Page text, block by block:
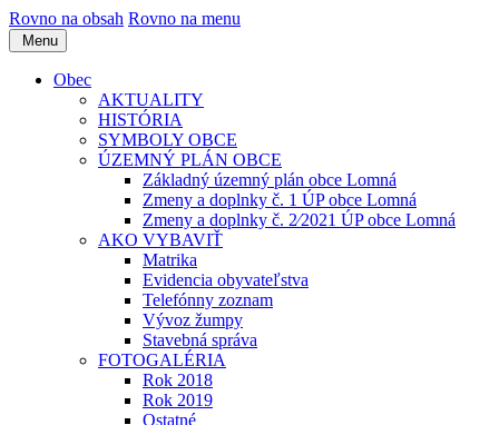
Rovno na obsah Rovno na menu
Menu
Obec
AKTUALITY
HISTÓRIA
SYMBOLY OBCE
ÚZEMNÝ PLÁN OBCE
Základný územný plán obce Lomná
Zmeny a doplnky č. 1 ÚP obce Lomná
Zmeny a doplnky č. 2⁄2021 ÚP obce Lomná
AKO VYBAVIŤ
Matrika
Evidencia obyvateľstva
Telefónny zoznam
Vývoz žumpy
Stavebná správa
FOTOGALÉRIA
Rok 2018
Rok 2019
Ostatné